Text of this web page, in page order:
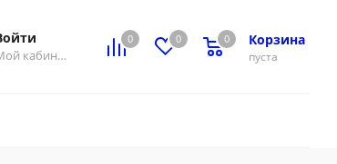
0 0 Корзина
0
пуста
0
Мой кабинет